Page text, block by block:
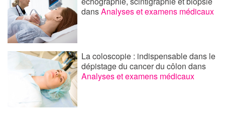
dansAnalyses et examens médicaux
La coloscopie : indispensable dans le
dépistage du cancer du côlondans
Analyses et examens médicaux